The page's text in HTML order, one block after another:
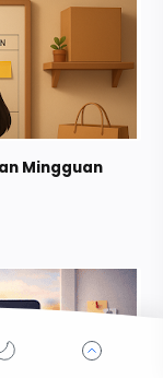
Mingguan